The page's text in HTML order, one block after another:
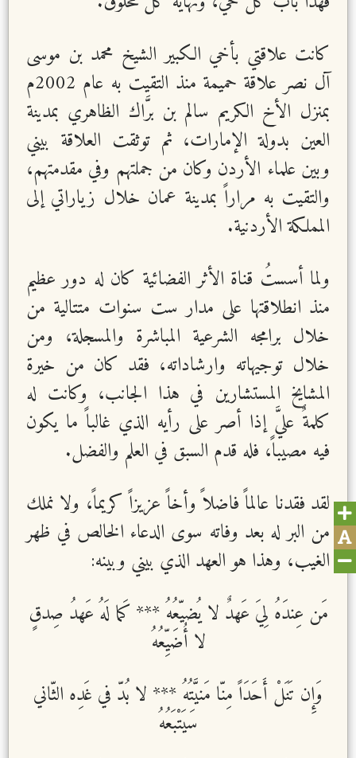
كانت علاقتي بأخي الكبير الشيخ محمد بن موسى
آل نصر علاقة حميمة منذ التقيت به عام 2002م
بمنزل الأخ الكريم سالم بن برَّاك الظاهري بمدينة
العين بدولة الإمارات، ثم توثقت العلاقة بيني
وبين علماء الأردن وكان من جملتهم وفي مقدمتهم،
والتقيت به مراراً بمدينة عمان خلال زياراتي إلى
المملكة الأردنية.
ولما أسستُ قناة الأثر الفضائية كان له دور عظيم
منذ انطلاقتها على مدار ست سنوات متتالية من
خلال برامجه الشرعية المباشرة والمسجلة، ومن
خلال توجيهاته وارشاداته، فقد كان من خيرة
المشايخ المستشارين في هذا الجانب، وكانت له
كلمةٌ عليَّ إذا أصر على رأيه الذي غالباً ما يكون
فيه مصيباً، فله قدم السبق في العلم والفضل.
لقد فقدنا عالماً فاضلاً وأخاً عزيزاً كريماً، ولا نملك
من البر له بعد وفاته سوى الدعاء الخالص في ظهر
الغيب، وهذا هو العهد الذي بيني وبينه:
مَن عِندَهُ لِيَ عَهدٌ لا يُضيّعُهُ***كَما لَهُ عَهدُ صِدقٍ
لا أُضَيِّعُهُ
وَإِن تَنَلْ أَحَدَاً مِنّا مَنيَّتُهُ*** لا بُدّ في غَدِه الثّاني
سَيَتْبَعُهُ